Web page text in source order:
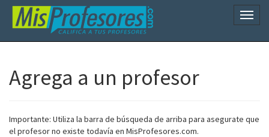
Agrega a un profesor
Importante: Utiliza la barra de búsqueda de arriba para asegurate que
el profesor no existe todavía en MisProfesores.com.